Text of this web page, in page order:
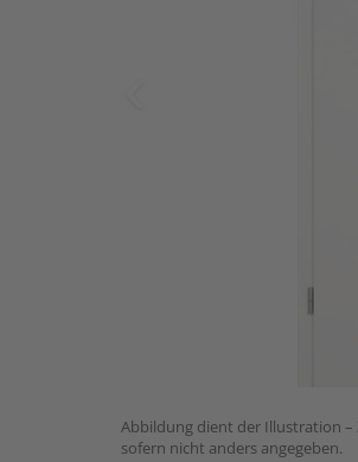
Abbildung dient der Illustration –
sofern nicht anders angegeben.